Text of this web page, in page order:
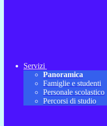
Servizi
Panoramica
Famiglie e studenti
Personale scolastico
Percorsi di studio